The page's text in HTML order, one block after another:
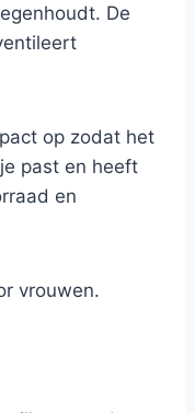
De
op zodat het
past en heeft
en
vrouwen.